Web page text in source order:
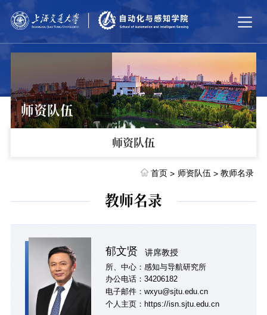
师资队伍
师资队伍
首页 > 师资队伍 > 教师名录
教师名录
郁文贤 讲席教授
所、中心：感知与导航研究所
办公电话：34206182
电子邮件：wxyu@sjtu.edu.cn
个人主页：https://isn.sjtu.edu.cn